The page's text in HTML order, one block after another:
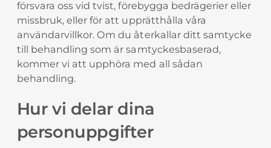
försvara oss vid tvist, förebygga bedrägerier eller
missbruk, eller för att upprätthålla våra
användarvillkor. Om du återkallar ditt samtycke
till behandling som är samtyckesbaserad,
kommer vi att upphöra med all sådan
behandling.
Hur vi delar dina
personuppgifter